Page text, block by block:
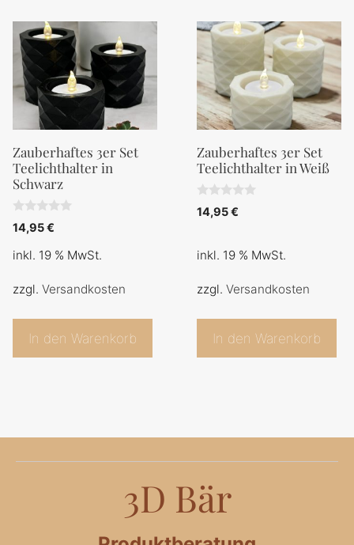
Zauberhaftes 3er Set
Teelichthalter in
Schwarz
0
v
n
14,95€
inkl. 19 % MwSt.
zzgl. Versandkosten
In den Warenkorb
Zauberhaftes 3er Set
Teelichthalter in Weiß
0
v
5
14,95€
inkl. 19 % MwSt.
zzgl. Versandkosten
In den Warenkorb
3D Bär